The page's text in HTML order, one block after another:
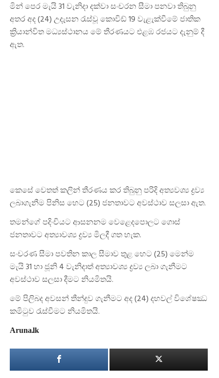
මින් පෙර මැයි 31 වැනිදා දක්වා සංචරන සීමා පනවා තිබුනු
අතර අද (24) උදැසන රැස්වූ කොවිඩ් 19 වැළැක්වීමේ ජාතික
ක්‍රියාන්විත මධ්‍යස්ථානය මේ තීරණයට එළඹ රජයට දැනුම් දී
ඇත.
කෙසේ වෙතත් කලින් තීරණය කර තිබුනු පරිදි අත්‍යවශ්‍ය ද්‍රව්‍ය
ලබාගැනීම පිනිස හෙට (25) ජනතාවට අවස්ථාව සලසා ඇත.
තමන්ගේ පදිංචියට ආසනනම වෙළෙදපොලට ගොස්
ජනතාවට අත්‍යාවශ්‍ය ද්‍රව්‍ය මිලදී ගත හැක.
සංචරණ සීමා පවතින කාල සීමාව තුළ හෙට (25) මෙන්ම
මැයි 31 හා ජූනි 4 වැනිදාත් අත්‍යාවශ්‍ය ද්‍රව්‍ය ලබා ගැනීමට
අවස්ථාව සලසා දීමට නියමිතයි.
මේ පිලිබද අවසන් තීන්දුව ගැනීමට අද (24) දහවල් වි⁣ශේෂඣ
කමිටුව රැස්වීමට නියමිතයි.
Aruna.lk